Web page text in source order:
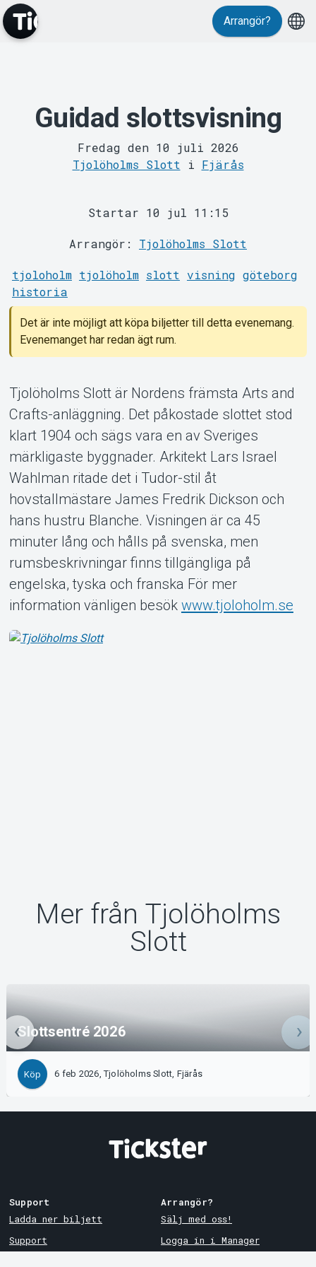
MyTickster
Support
Arrangör?
Guidad slottsvisning
Fredag den 10 juli 2026
Tjolöholms Slott i Fjärås
Startar 10 jul 11:15
Arrangör: Tjolöholms Slott
tjoloholm tjolöholm slott visning göteborg
historia
Det är inte möjligt att köpa biljetter till detta evenemang.
Evenemanget har redan ägt rum.
Tjolöholms Slott är Nordens främsta Arts and
Crafts-anläggning. Det påkostade slottet stod
klart 1904 och sägs vara en av Sveriges
märkligaste byggnader. Arkitekt Lars Israel
Wahlman ritade det i Tudor-stil åt
hovstallmästare James Fredrik Dickson och
hans hustru Blanche. Visningen är ca 45
minuter lång och hålls på svenska, men
rumsbeskrivningar finns tillgängliga på
engelska, tyska och franska För mer
information vänligen besök www.tjoloholm.se
Mer från Tjolöholms
Slott
Slottsentré 2026
Köp 6 feb 2026, Tjolöholms Slott, Fjärås
Support
Ladda ner biljett
Support
Arrangör?
Sälj med oss!
Logga in i Manager